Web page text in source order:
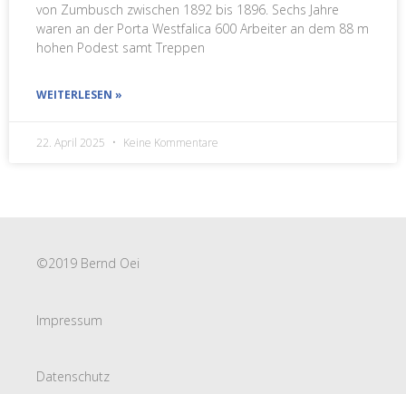
von Zumbusch zwischen 1892 bis 1896. Sechs Jahre
waren an der Porta Westfalica 600 Arbeiter an dem 88 m
hohen Podest samt Treppen
WEITERLESEN »
22. April 2025 Keine Kommentare
©2019 Bernd Oei
Impressum
Datenschutz